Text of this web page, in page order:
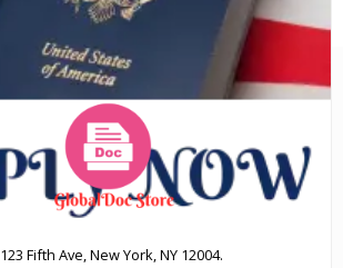
123 Fifth Ave, New York, NY 12004.